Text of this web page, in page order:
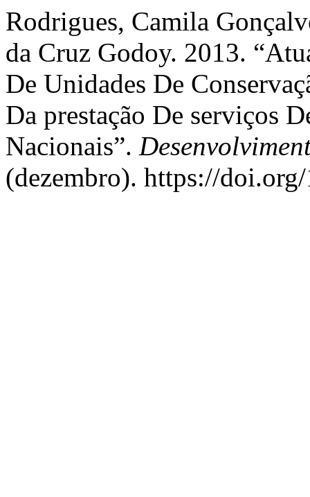
Rodrigues, Camila
da Cruz Godoy. 2013.
De Unidades De
Da prestação De serviços
Nacionais”.
(dezembro). https://